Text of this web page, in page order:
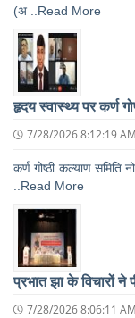
(अ ..Read More
हृदय स्वास्थ्य पर कर्ण
7/28/2026 8:12:19 AM
कर्ण गोष्ठी कल्याण समिति
..Read More
प्रभात झा के विचारों ने
7/28/2026 8:06:11 AM